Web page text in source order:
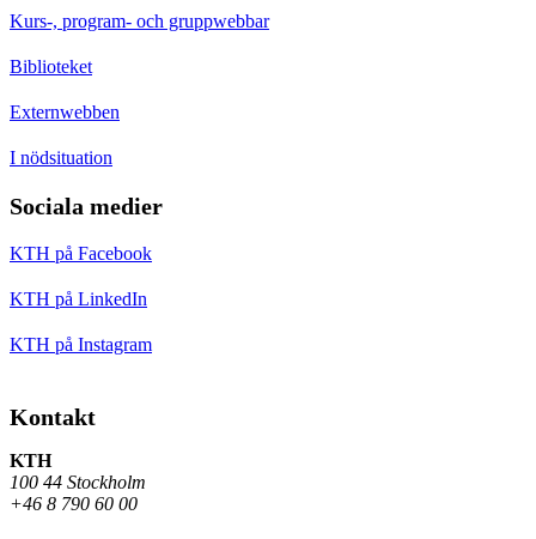
Kurs-, program- och gruppwebbar
Biblioteket
Externwebben
I nödsituation
Sociala medier
KTH på Facebook
KTH på LinkedIn
KTH på Instagram
Kontakt
KTH
100 44 Stockholm
+46 8 790 60 00